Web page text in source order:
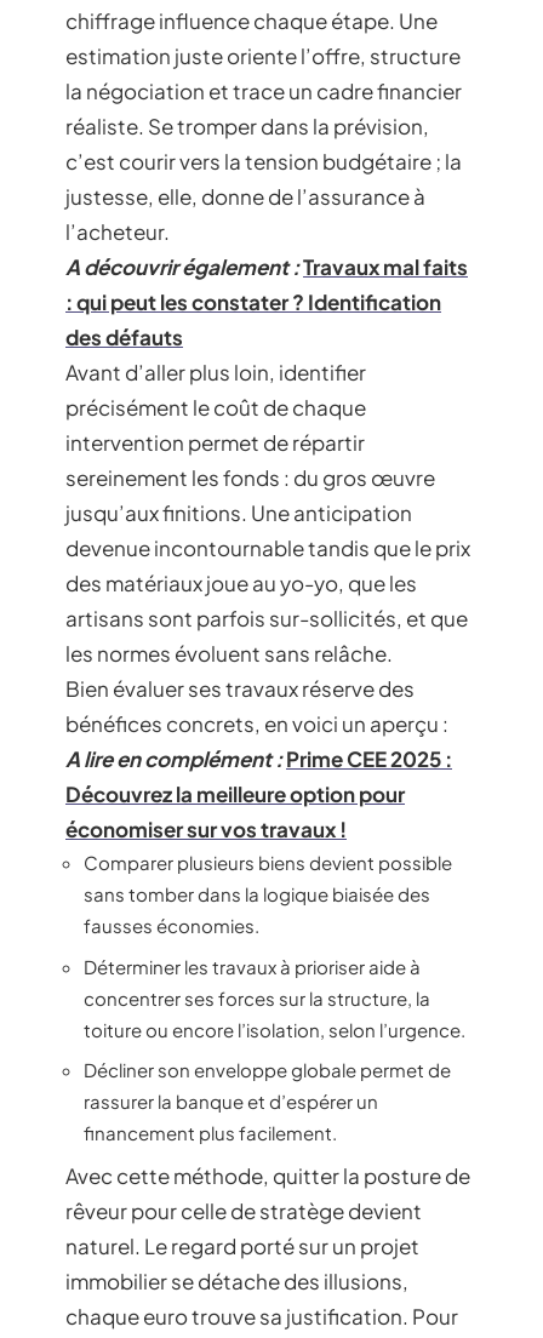
chiffrage influence chaque étape. Une
estimation juste oriente l’offre, structure
la négociation et trace un cadre financier
réaliste. Se tromper dans la prévision,
c’est courir vers la tension budgétaire ; la
justesse, elle, donne de l’assurance à
l’acheteur.
A découvrir également :Travaux mal faits
: qui peut les constater ? Identification
des défauts
Avant d’aller plus loin, identifier
précisément le coût de chaque
intervention permet de répartir
sereinement les fonds : du gros œuvre
jusqu’aux finitions. Une anticipation
devenue incontournable tandis que le prix
des matériaux joue au yo-yo, que les
artisans sont parfois sur-sollicités, et que
les normes évoluent sans relâche.
Bien évaluer ses travaux réserve des
bénéfices concrets, en voici un aperçu :
A lire en complément :Prime CEE 2025 :
Découvrez la meilleure option pour
économiser sur vos travaux !
Comparer plusieurs biens devient possible
sans tomber dans la logique biaisée des
fausses économies.
Déterminer les travaux à prioriser aide à
concentrer ses forces sur la structure, la
toiture ou encore l’isolation, selon l’urgence.
Décliner son enveloppe globale permet de
rassurer la banque et d’espérer un
financement plus facilement.
Avec cette méthode, quitter la posture de
rêveur pour celle de stratège devient
naturel. Le regard porté sur un projet
immobilier se détache des illusions,
chaque euro trouve sa justification. Pour